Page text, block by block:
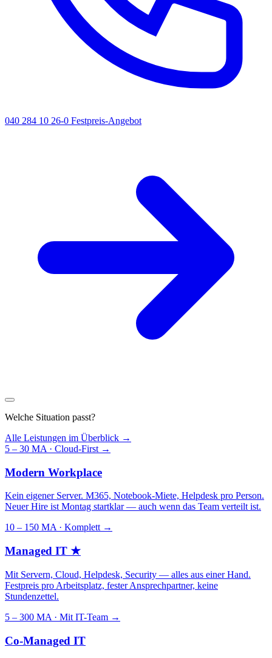
040 284 10 26-0 Festpreis-Angebot
Welche Situation passt?
Alle Leistungen im Überblick →
5 – 30 MA · Cloud-First →
Modern Workplace
Kein eigener Server. M365, Notebook-Miete, Helpdesk pro Person.
Neuer Hire ist Montag startklar — auch wenn das Team verteilt ist.
10 – 150 MA · Komplett →
Managed IT ★
Mit Servern, Cloud, Helpdesk, Security — alles aus einer Hand.
Festpreis pro Arbeitsplatz, fester Ansprechpartner, keine
Stundenzettel.
5 – 300 MA · Mit IT-Team →
Co-Managed IT